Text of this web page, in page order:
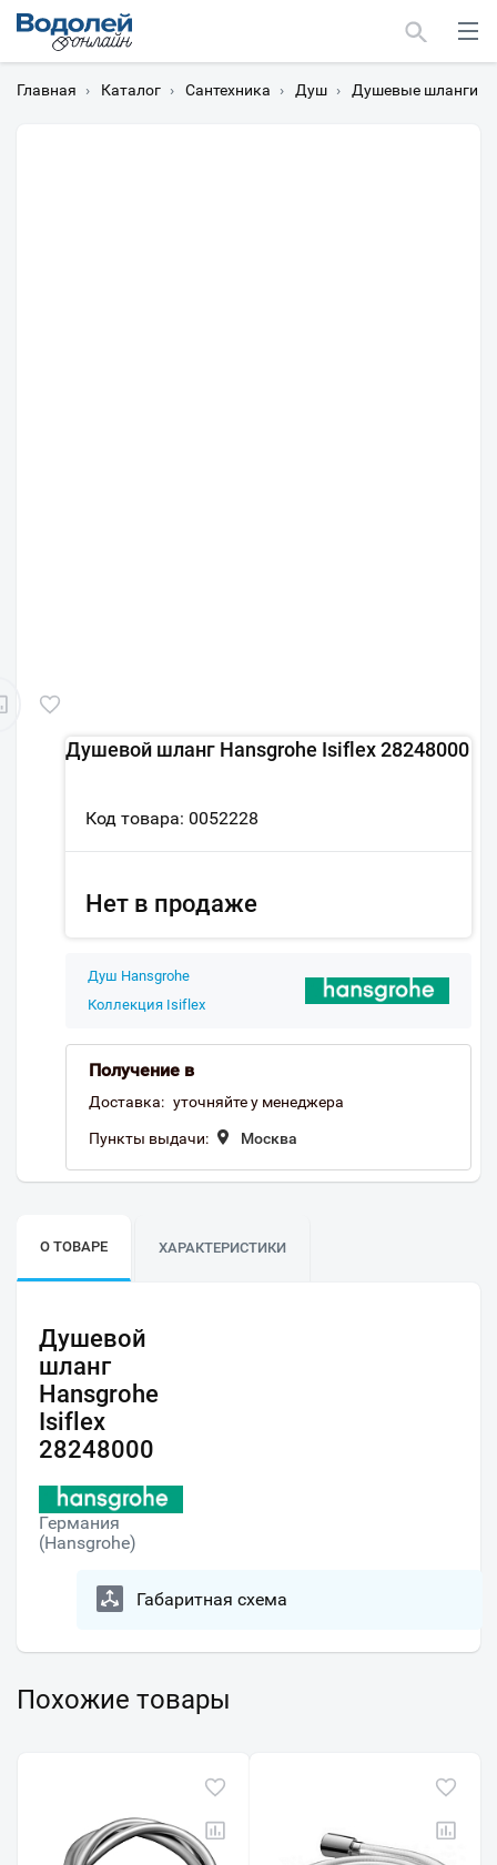
Главная › Каталог › Сантехника › Душ › Душевые шланги
Душевой шланг Hansgrohe Isiflex 28248000
Код товара: 0052228
Нет в продаже
Душ Hansgrohe
Коллекция Isiflex
Получение в
Доставка: уточняйте у менеджера
Пункты выдачи: Москва
О ТОВАРЕ ХАРАКТЕРИСТИКИ
Душевой
шланг
Hansgrohe
Isiflex
28248000
Германия
(Hansgrohe)
Габаритная схема
Похожие товары